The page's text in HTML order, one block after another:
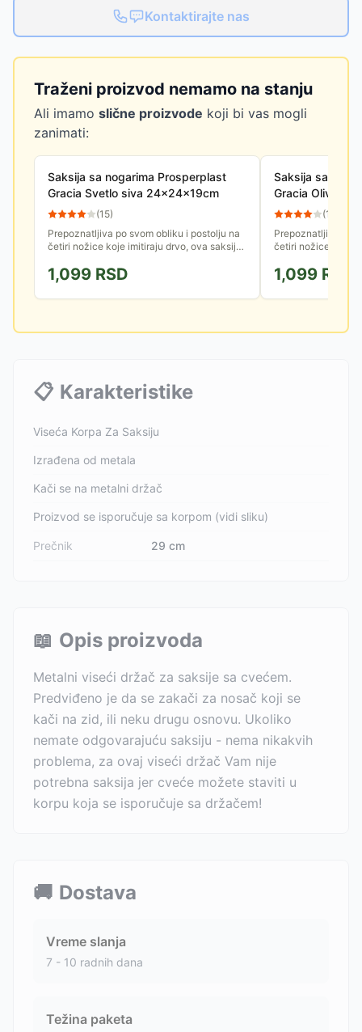
Kontaktirajte nas
Traženi proizvod nemamo na stanju
Ali imamo slične proizvode koji bi vas mogli
zanimati:
Saksija sa nogarima Prosperplast
Gracia Svetlo siva 24x24x19cm
(15)
Prepoznatljiva po svom obliku i postolju na
četiri nožice koje imitiraju drvo, ova saksija
stilski....
1,099 RSD
Saksija sa
Gracia Olive
(15
Prepoznatljiva po
četiri nožice koje
stilski....
1,099 RSD
📋 Karakteristike
Viseća Korpa Za Saksiju
Izrađena od metala
Kači se na metalni držač
Proizvod se isporučuje sa korpom (vidi sliku)
Prečnik 29 cm
📖 Opis proizvoda
Metalni viseći držač za saksije sa cvećem.
Predviđeno je da se zakači za nosač koji se
kači na zid, ili neku drugu osnovu. Ukoliko
nemate odgovarajuću saksiju - nema nikakvih
problema, za ovaj viseći držač Vam nije
potrebna saksija jer cveće možete staviti u
korpu koja se isporučuje sa držačem!
🚚 Dostava
Vreme slanja
7 - 10 radnih dana
Težina paketa